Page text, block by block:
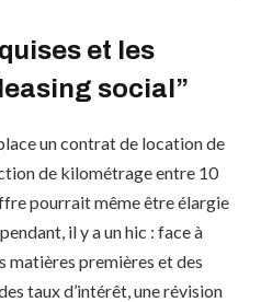
et les
social”
un contrat de location de
de kilométrage entre 10
pourrait même être élargie
il y a un hic : face à
matières premières et des
taux d’intérêt, une révision